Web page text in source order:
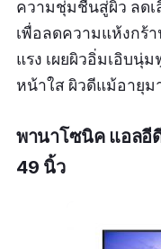
ความชุ่มชื้นสู่ผิว ลด
เพื่อลดความแห้งกร้
แรง เผยผิวอิ่มเอิบนุ่
หน้าใส ผิวดีแม้อายุ
พานาโซนิค แอลอี
49 นิ้ว